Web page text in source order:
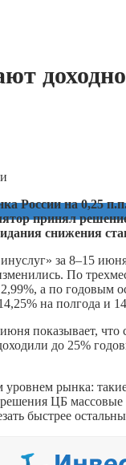
России на 0,25
принял
снижения
за 8–15
По
а по годовым
на полгода и
показывает,
до 25%
уровнем рынка:
ЦБ
быстрее